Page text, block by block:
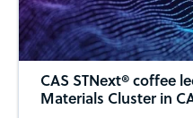
CAS STNext® coffee
Materials Cluster in